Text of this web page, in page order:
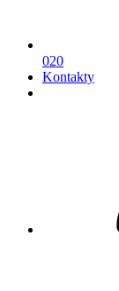
020
Kontakty